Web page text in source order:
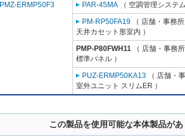
PMZ-ERMP50F3
PAR-45MA （ 空調管理システ
PM-RP50FA19 （ 店舗・事務
天井カセット形室内 ）
PMP-P80FWH11 （ 店舗・事務
標準パネル ）
PUZ-ERMP50KA13 （ 店舗・
室外ユニット スリムER ）
この製品を使用可能な本体製品が